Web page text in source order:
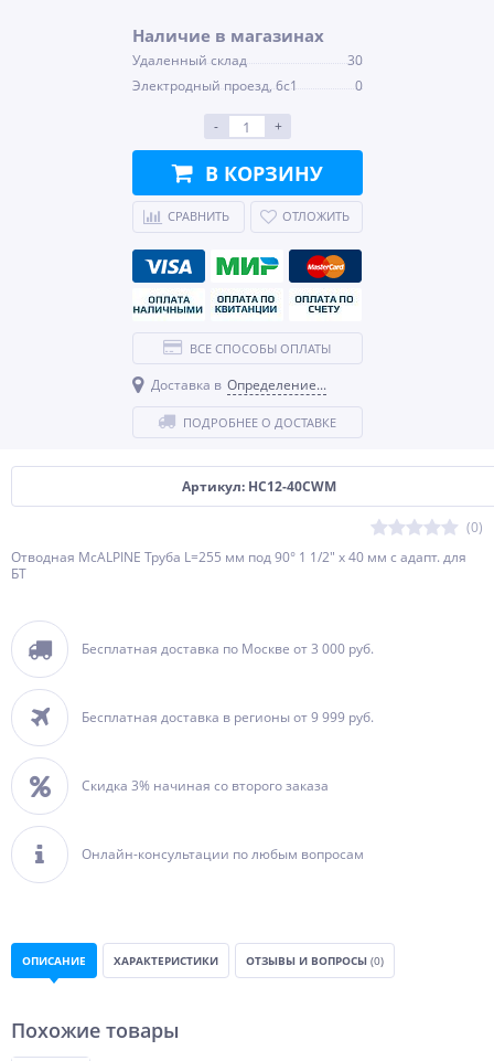
Артикул: HC12-40CWM
(0)
Отводная McALPINE Труба L=255 мм под 90° 1 1/2" х 40 мм с адапт. для
БТ
Бесплатная доставка по Москве от 3 000 руб.
Бесплатная доставка в регионы от 9 999 руб.
Скидка 3% начиная со второго заказа
Онлайн-консультации по любым вопросам
Наличие в магазинах
Удаленный склад
30
Электродный проезд, 6с1
0
- +
В КОРЗИНУ
СРАВНИТЬ ОТЛОЖИТЬ
ВСЕ СПОСОБЫ ОПЛАТЫ
Доставка в Определение...
ПОДРОБНЕЕ О ДОСТАВКЕ
ОПИСАНИЕ ХАРАКТЕРИСТИКИ ОТЗЫВЫ И ВОПРОСЫ (0)
Похожие товары